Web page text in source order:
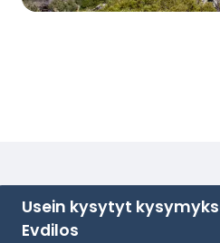
Usein kysytyt
Evdilos